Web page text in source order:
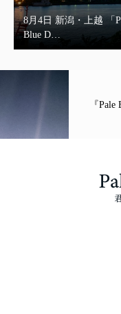
8月4日 新潟・上越 「
Blue D…
『